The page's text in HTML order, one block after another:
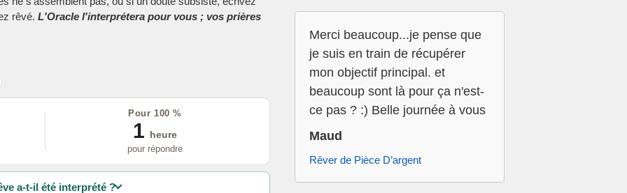
rêvé. L'Oracle l'interprétera pour vous ; vos prières
Pour 100 %
1
heure
pour répondre
a-t-il été interprété ?
Merci beaucoup...je pense que
je suis en train de récupérer
mon objectif principal. et
beaucoup sont là pour ça n'est-
ce pas ? :) Belle journée à vous
Maud
Rêver de Pièce D’argent